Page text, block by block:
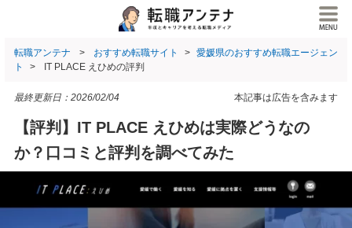
転職アンテナ おすすめ転職サイト
愛媛県のおすすめ転職エージェン
ト
IT PLACE えひめの評判
本記事は広告を含みます
最終更新日： 2026/02/04
【評判】IT PLACE えひめは実際どうなの
か？口コミと評判を調べてみた